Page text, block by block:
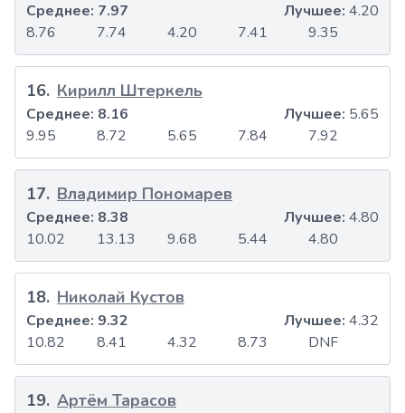
8.76 7.74 4.20 7.41 9.35
Среднее: 7.97 Лучшее: 4.20
16. Кирилл Штеркель
9.95 8.72 5.65 7.84 7.92
Среднее: 8.16 Лучшее: 5.65
17. Владимир Пономарев
10.02 13.13 9.68 5.44 4.80
Среднее: 8.38 Лучшее: 4.80
18. Николай Кустов
10.82 8.41 4.32 8.73 DNF
Среднее: 9.32 Лучшее: 4.32
19. Артём Тарасов